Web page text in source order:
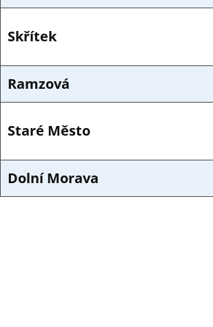
Skřítek
Ramzová
Staré Město
Dolní Morava